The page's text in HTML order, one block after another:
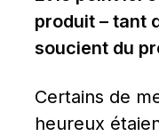
produit – tant
soucient du
Certains de
heureux